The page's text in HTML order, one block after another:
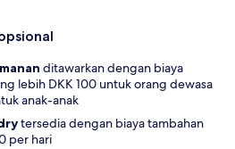
ditawarkan dengan biaya
lebih DKK 100 untuk orang dewasa
anak-anak
tersedia dengan biaya tambahan
per hari